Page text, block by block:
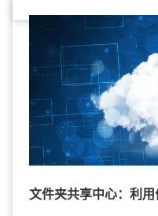
文件夹共享中心：利用